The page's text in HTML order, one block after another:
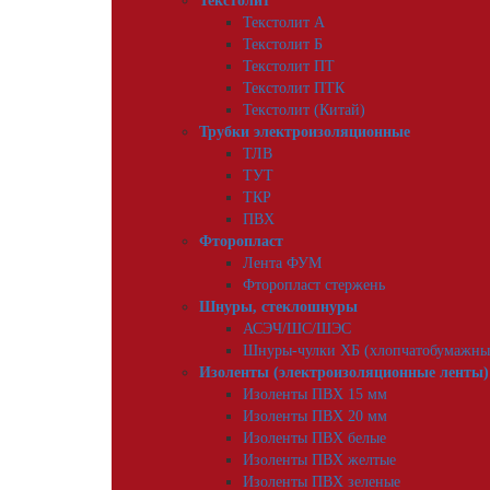
Текстолит А
Текстолит Б
Текстолит ПТ
Текстолит ПТК
Текстолит (Китай)
Трубки электроизоляционные
ТЛВ
ТУТ
ТКР
ПВХ
Фторопласт
Лента ФУМ
Фторопласт стержень
Шнуры, стеклошнуры
АСЭЧ/ШС/ШЭС
Шнуры-чулки ХБ
Изоленты (электроизоляционные ленты)
Изоленты ПВХ 15 мм
Изоленты ПВХ 20 мм
Изоленты ПВХ белые
Изоленты ПВХ желтые
Изоленты ПВХ зеленые